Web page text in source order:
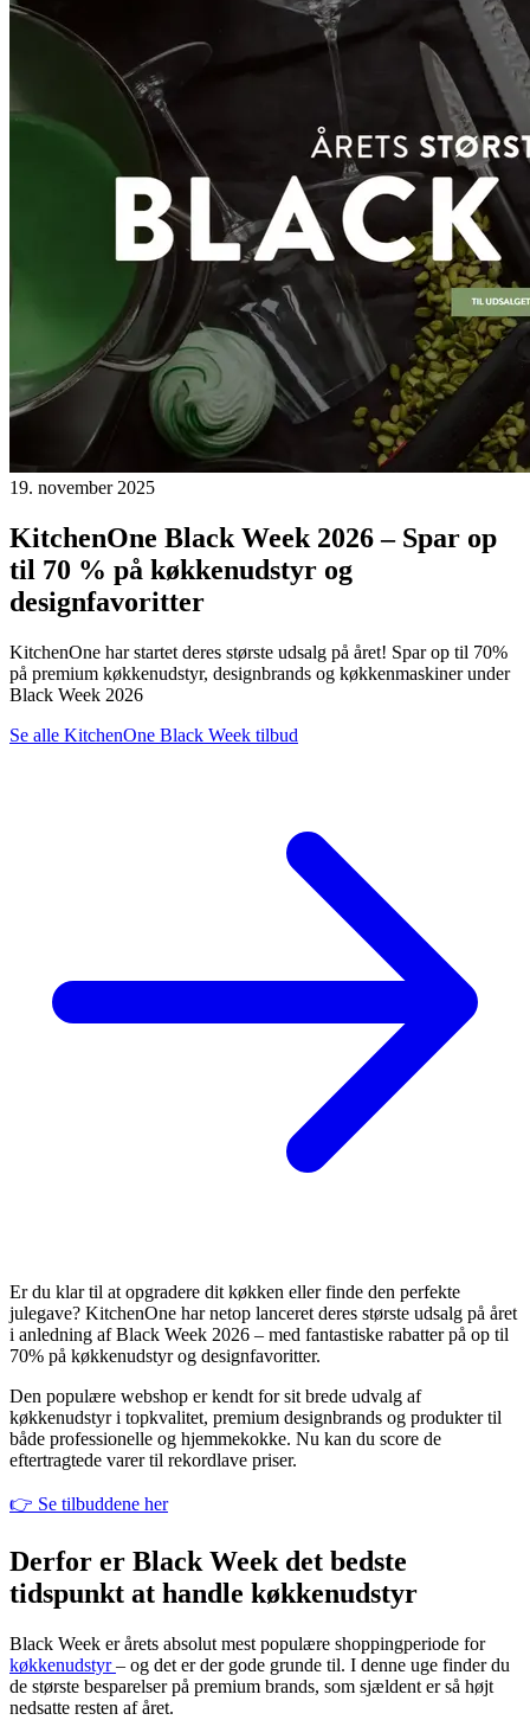
19. november 2025
KitchenOne Black Week 2026 – Spar op
til 70 % på køkkenudstyr og
designfavoritter
KitchenOne har startet deres største udsalg på året! Spar op til 70%
på premium køkkenudstyr, designbrands og køkkenmaskiner under
Black Week 2026
Se alle KitchenOne Black Week tilbud
Er du klar til at opgradere dit køkken eller finde den perfekte
julegave? KitchenOne har netop lanceret deres største udsalg på året
i anledning af Black Week 2026 – med fantastiske rabatter på op til
70% på køkkenudstyr og designfavoritter.
Den populære webshop er kendt for sit brede udvalg af
køkkenudstyr i topkvalitet, premium designbrands og produkter til
både professionelle og hjemmekokke. Nu kan du score de
eftertragtede varer til rekordlave priser.
👉 Se tilbuddene her
Derfor er Black Week det bedste
tidspunkt at handle køkkenudstyr
Black Week er årets absolut mest populære shoppingperiode for
køkkenudstyr– og det er der gode grunde til. I denne uge finder du
de største besparelser på premium brands, som sjældent er så højt
nedsatte resten af året.